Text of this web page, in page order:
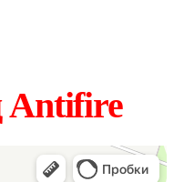
Antifire